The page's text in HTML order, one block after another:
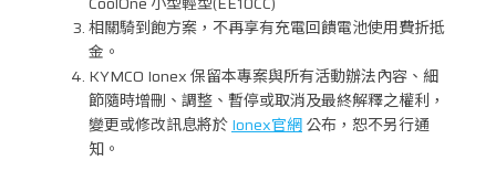
相關騎到飽方案，不再享有充電回饋電池使用費折抵
金。
KYMCO Ionex 保留本專案與所有活動辦法內容、細
節隨時增刪、調整、暫停或取消及最終解釋之權利，
變更或修改訊息將於Ionex官網公布，恕不另行通
知。